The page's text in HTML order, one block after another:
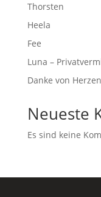
Thorsten
Heela
Fee
Luna –
Danke von
Neueste
Es sind keine